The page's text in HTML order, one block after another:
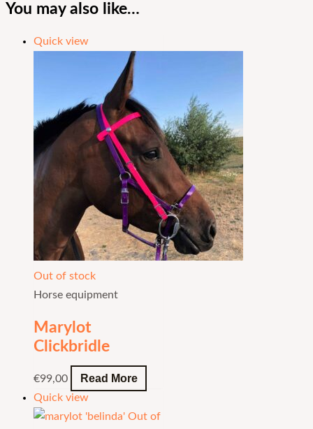
You may also like…
Quick view
Out of stock
Horse equipment
Marylot
Clickbridle
€99,00 Read More
Quick view
Out of